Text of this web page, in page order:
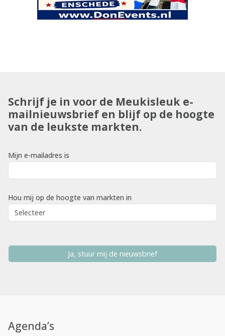
Schrijf je in voor de Meukisleuk e-
mailnieuwsbrief en blijf op de hoogte
van de leukste markten.
Mijn e-mailadres is
Hou mij op de hoogte van markten in
Ja, stuur mij de nieuwsbrief
Agenda’s